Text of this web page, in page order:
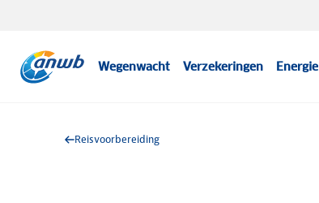
Wegenwacht Verzekeringen Energie
Reisvoorbereiding